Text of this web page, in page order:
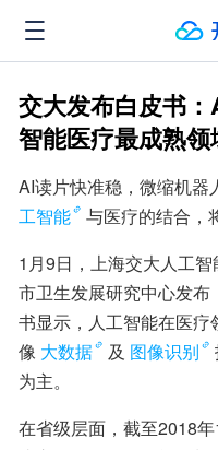
交大发布白皮书
智能医疗最成熟领
AI读片快准稳，微缩机
工智能
与医疗的结合，
1月9日，上海交大人工
市卫生发展研究中心发
书显示，人工智能在医
像 大数据 及 图像识别
为主。
在省级层面，截至2018